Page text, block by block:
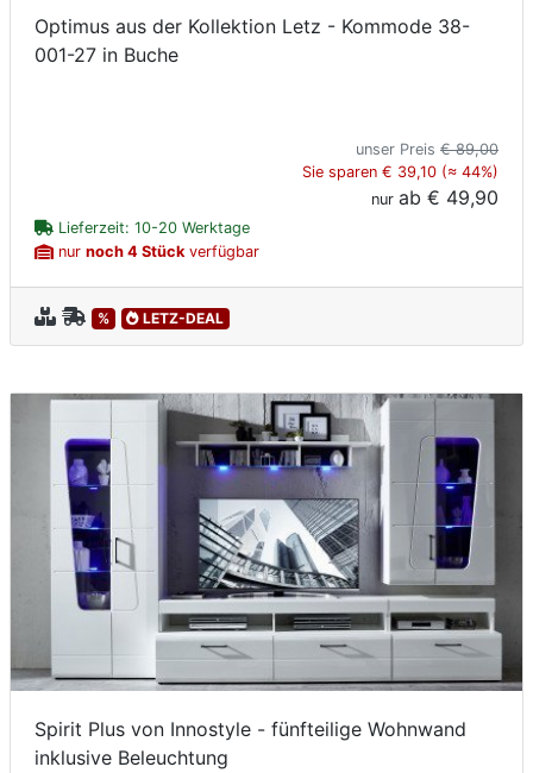
Optimus aus der Kollektion Letz - Kommode 38-
001-27 in Buche
unser Preis € 89,00
Sie sparen € 39,10 (≈ 44%)
nur ab € 49,90
Lieferzeit: 10-20 Werktage
nur noch 4 Stückverfügbar
% LETZ-DEAL
Spirit Plus von Innostyle - fünfteilige Wohnwand
inklusive Beleuchtung